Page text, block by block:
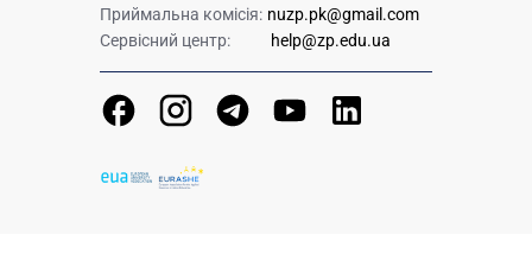
Приймальна комісія: nuzp.pk@gmail.com
Сервісний центр:
help@zp.edu.ua